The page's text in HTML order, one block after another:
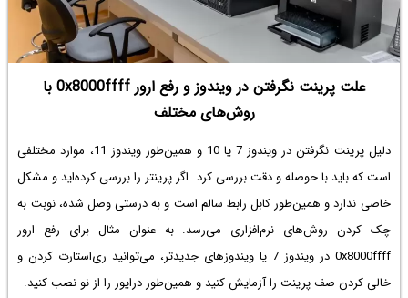
علت پرینت نگرفتن در ویندوز و رفع ارور 0x8000ffff با
روش‌های مختلف
دلیل پرینت نگرفتن در ویندوز 7
یا 10 و همین‌طور ویندوز 11، موارد مختلفی
است که باید با حوصله و دقت بررسی کرد. اگر پرینتر را بررسی کرده‌اید و مشکل
خاصی ندارد و همین‌طور کابل رابط سالم است و به درستی وصل شده، نوبت به
چک کردن روش‌های نرم‌افزاری می‌رسد. به عنوان مثال برای رفع ارور
0x8000ffff در ویندوز 7
یا ویندوزهای جدیدتر، می‌توانید ری‌استارت کردن و
خالی کردن صف پرینت را آزمایش کنید و همین‌طور درایور را از نو نصب کنید.